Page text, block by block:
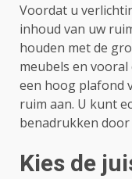
Voordat u
inhoud van uw
houden met de
meubels en
een hoog plafond
ruim aan. U kunt
benadrukken
Kies de